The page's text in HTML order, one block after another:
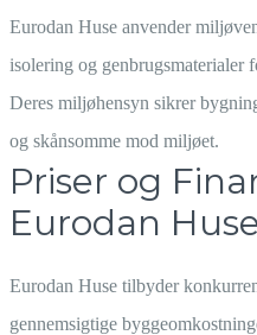
Eurodan Huse anvender
isolering og genbrugsmaterialer
Deres miljøhensyn sikrer
og skånsomme mod miljøet.
Priser og
Eurodan
Eurodan Huse tilbyder
gennemsigtige